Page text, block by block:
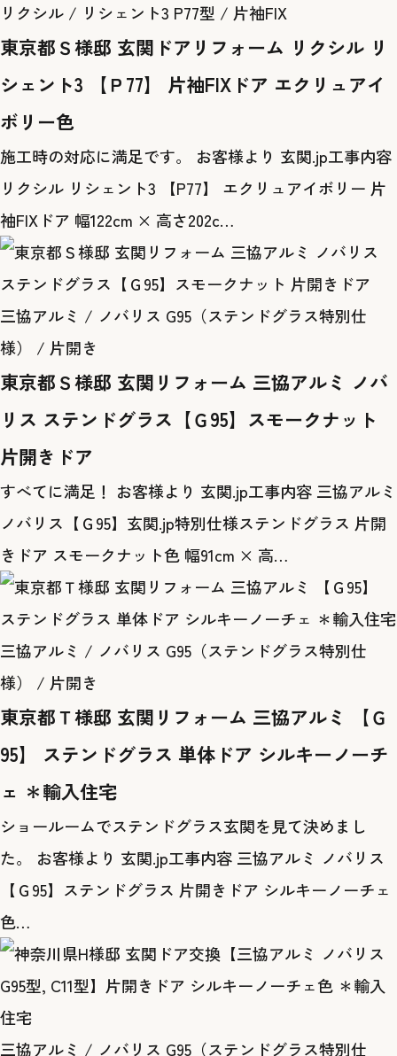
リクシル / リシェント3 P77型 / 片袖FIX
東京都Ｓ様邸 玄関ドアリフォーム リクシル リ
シェント3 【Ｐ77】 片袖FIXドア エクリュアイ
ボリー色
施工時の対応に満足です。 お客様より 玄関.jp工事内容
リクシル リシェント3 【P77】 エクリュアイボリー 片
袖FIXドア 幅122cm × 高さ202c…
三協アルミ / ノバリス G95（ステンドグラス特別仕
様） / 片開き
東京都Ｓ様邸 玄関リフォーム 三協アルミ ノバ
リス ステンドグラス【Ｇ95】スモークナット
片開きドア
すべてに満足！ お客様より 玄関.jp工事内容 三協アルミ
ノバリス【Ｇ95】玄関.jp特別仕様ステンドグラス 片開
きドア スモークナット色 幅91cm × 高…
三協アルミ / ノバリス G95（ステンドグラス特別仕
様） / 片開き
東京都Ｔ様邸 玄関リフォーム 三協アルミ 【Ｇ
95】 ステンドグラス 単体ドア シルキーノーチ
ェ ＊輸入住宅
ショールームでステンドグラス玄関を見て決めまし
た。 お客様より 玄関.jp工事内容 三協アルミ ノバリス
【Ｇ95】ステンドグラス 片開きドア シルキーノーチェ
色…
三協アルミ / ノバリス G95（ステンドグラス特別仕